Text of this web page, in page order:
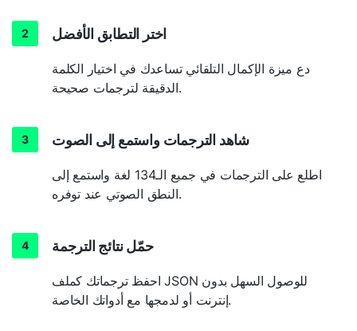
اختر التطابق الأفضل
دع ميزة الإكمال التلقائي تساعدك في اختيار الكلمة
الدقيقة لترجمات صحيحة.
شاهد الترجمات واستمع إلى الصوت
اطلع على الترجمات في جميع الـ134 لغة واستمع إلى
النطق الصوتي عند توفره.
حمّل نتائج الترجمة
احفظ ترجماتك كملف JSON للوصول السهل بدون
إنترنت أو لدمجها مع أدواتك الخاصة.